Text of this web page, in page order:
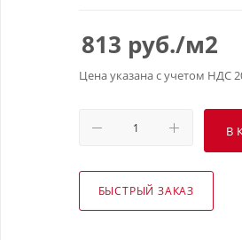
813 руб./м2
Цена указана с учетом НДС
В
БЫСТРЫЙ ЗАКАЗ